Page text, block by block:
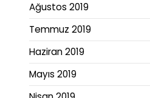
Ağustos 2019
Temmuz 2019
Haziran 2019
Mayıs 2019